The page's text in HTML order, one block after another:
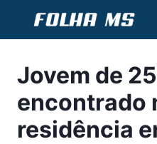
Conteúdo
Jovem de
encontrado
residência